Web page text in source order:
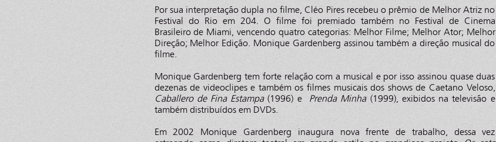
Por sua interpretação dupla no filme, Cléo Pires recebeu o prêmio de Melhor Atriz no
Festival do Rio em 204. O filme foi premiado também no Festival de Cinema
Brasileiro de Miami, vencendo quatro categorias: Melhor Filme; Melhor Ator; Melhor
Direção; Melhor Edição. Monique Gardenberg assinou também a direção musical do
filme.
Monique Gardenberg tem forte relação com a musical e por isso assinou quase duas
dezenas de videoclipes e também os filmes musicais dos shows de Caetano Veloso,
Caballero de Fina Estampa(1996) e Prenda Minha(1999), exibidos na televisão e
também distribuídos em DVDs.
Em 2002 Monique Gardenberg inaugura nova frente de trabalho, dessa vez